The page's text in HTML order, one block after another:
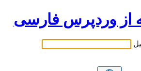
از وردپرس فارسی